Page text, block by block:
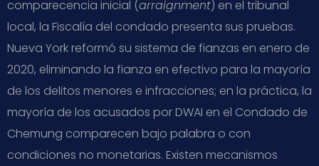
comparecencia inicial (arraignment) en el tribunal
local, la Fiscalía del condado presenta sus pruebas.
Nueva York reformó su sistema de fianzas en enero de
2020, eliminando la fianza en efectivo para la mayoría
de los delitos menores e infracciones; en la práctica, la
mayoría de los acusados por DWAI en el Condado de
Chemung comparecen bajo palabra o con
condiciones no monetarias. Existen mecanismos